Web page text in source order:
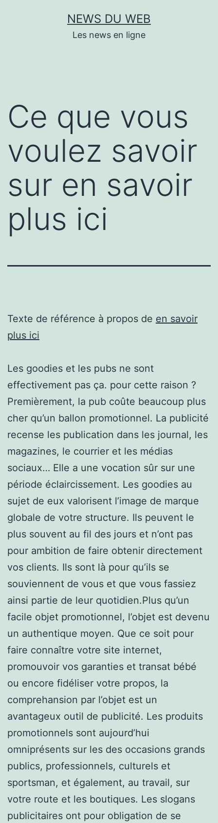
NEWS DU WEB
Les news en ligne
Ce que vous
voulez savoir
sur en savoir
plus ici
Texte de référence à propos de en savoir
plus ici
Les goodies et les pubs ne sont
effectivement pas ça. pour cette raison ?
Premièrement, la pub coûte beaucoup plus
cher qu’un ballon promotionnel. La publicité
recense les publication dans les journal, les
magazines, le courrier et les médias
sociaux… Elle a une vocation sûr sur une
période éclaircissement. Les goodies au
sujet de eux valorisent l’image de marque
globale de votre structure. Ils peuvent le
plus souvent au fil des jours et n’ont pas
pour ambition de faire obtenir directement
vos clients. Ils sont là pour qu’ils se
souviennent de vous et que vous fassiez
ainsi partie de leur quotidien.Plus qu’un
facile objet promotionnel, l’objet est devenu
un authentique moyen. Que ce soit pour
faire connaître votre site internet,
promouvoir vos garanties et transat bébé
ou encore fidéliser votre propos, la
comprehansion par l’objet est un
avantageux outil de publicité. Les produits
promotionnels sont aujourd’hui
omniprésents sur les des occasions grands
publics, professionnels, culturels et
sportsman, et également, au travail, sur
votre route et les boutiques. Les slogans
publicitaires ont pour obligation de se